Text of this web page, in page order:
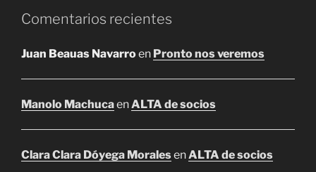
Comentarios recientes
Juan Beauas Navarroen Pronto nos veremos
Manolo MachucaenALTA de socios
Clara Clara Dóyega MoralesenALTA de socios